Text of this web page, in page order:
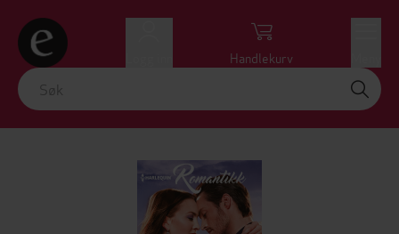
Handlekurv